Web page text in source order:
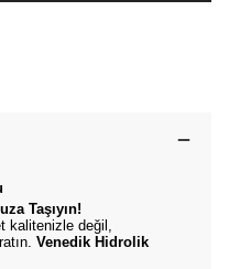
Taşıyın!
kalitenizle değil,
Venedik Hidrolik